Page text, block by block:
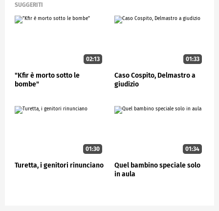
SUGGERITI
02:13
"Kfir è morto sotto le
bombe"
01:33
Caso Cospito, Delmastro a
giudizio
01:30
Turetta, i genitori rinunciano
01:34
Quel bambino speciale solo
in aula